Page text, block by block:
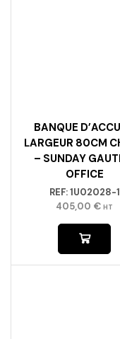
REF:1U02028-1